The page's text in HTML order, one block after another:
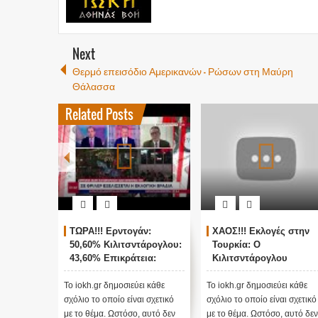
Next
Θερμό επεισόδιο Αμερικανών - Ρώσων στη Μαύρη
Θάλασσα
Related Posts
θα γίνουν
είναι σχετικό
Ωστόσο, αυτό δεν
ΖΩΝΤΑΝΗ ΣΥΝΔΕΣΗ ΜΕ
ΑΓΚΥΡΑ - ΘΡΙΛΕΡ ΜΕ
ΤΙΣ ΤΟΥΡΚΙΚΕΣ
ΕΚΛΟΓΕΣ !
Το iokh.gr δημοσιεύει κάθε
σχόλιο το οποίο είναι σχετικό
με το θέμα. Ωστόσο, αυτό δεν
Παγκόσμιο σοκ
βιολογικά
των ΗΠΑ στην
Στις 26
ΗΠΑ διέγραψαν όλα
έγγραφα ενός